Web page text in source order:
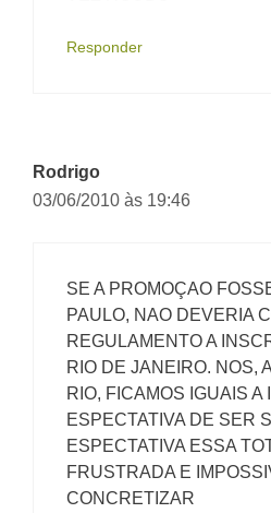
Responder
Rodrigo
03/06/2010 às 19:46
SE A PROMOÇAO
PAULO, NAO DEVERIA
REGULAMENTO A
RIO DE JANEIRO. NOS,
RIO, FICAMOS IGUAIS A
ESPECTATIVA DE SER
ESPECTATIVA ESSA
FRUSTRADA E
CONCRETIZAR